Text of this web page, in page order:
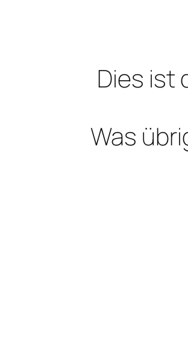
Dies ist
Was